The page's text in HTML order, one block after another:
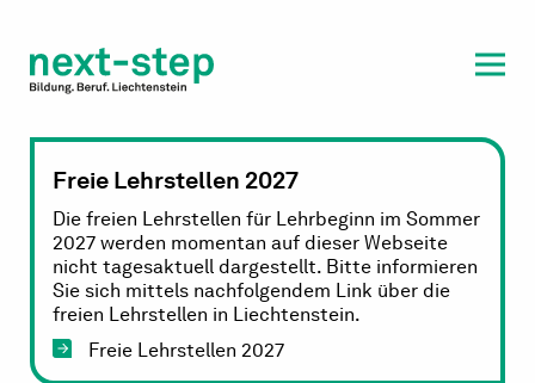
Beratung & Unterstützung
Freie Lehrstellen 2027
Die freien Lehrstellen für Lehrbeginn im Sommer
2027 werden momentan auf dieser Webseite
nicht tagesaktuell dargestellt. Bitte informieren
Sie sich mittels nachfolgendem Link über die
freien Lehrstellen in Liechtenstein.
Freie Lehrstellen 2027